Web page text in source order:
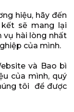
hiệu, hãy đến
sẽ mang lại
vụ hài lòng nhất
của mình.
và Bao bì
của mình, quý
tôi để được